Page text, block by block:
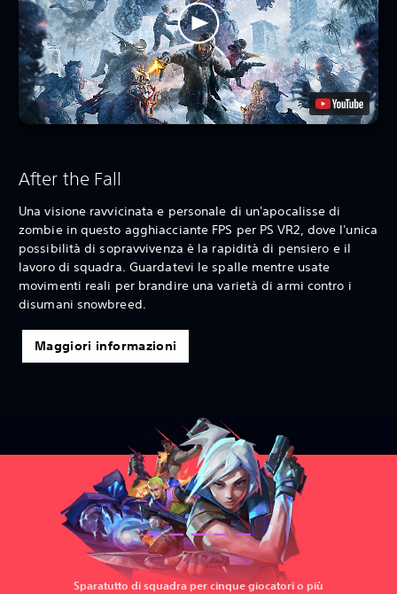
After the Fall
Una visione ravvicinata e personale di un'apocalisse di
zombie in questo agghiacciante FPS per PS VR2, dove l'unica
possibilità di sopravvivenza è la rapidità di pensiero e il
lavoro di squadra. Guardatevi le spalle mentre usate
movimenti reali per brandire una varietà di armi contro i
disumani snowbreed.
Maggiori informazioni
Sparatutto di squadra per cinque giocatori o più